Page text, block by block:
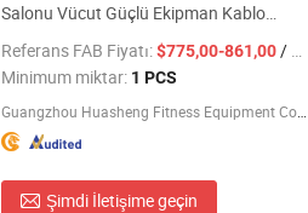
Salonu Vücut Güçlü Ekipman Kablo
Çaprazlama Çok Fonksiyonlu Antrenör
Referans FAB Fiyatı:$775,00-861,00/ PCS
Minimum miktar: 1 PCS
Şimdi İletişime geçin